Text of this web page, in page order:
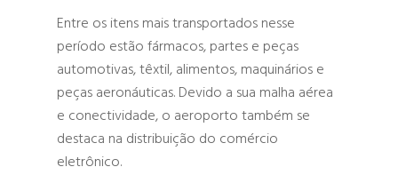
Entre os itens mais transportados nesse
período estão fármacos, partes e peças
automotivas, têxtil, alimentos, maquinários e
peças aeronáuticas. Devido a sua malha aérea
e conectividade, o aeroporto também se
destaca na distribuição do comércio
eletrônico.